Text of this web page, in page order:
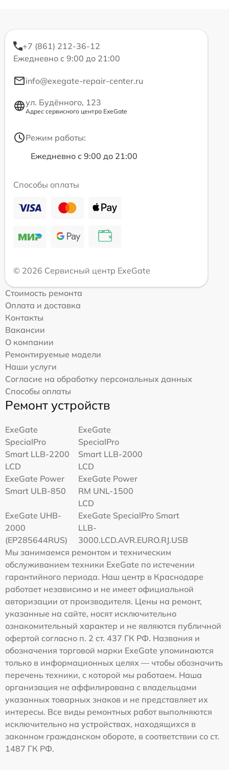
+7 (861) 212-36-12
Ежедневно с 9:00 до 21:00
info@exegate-repair-center.ru
ул. Будённого, 123
Адрес сервисного центра ExeGate
Режим работы:
Ежедневно с 9:00 до 21:00
Способы оплаты
© 2026 Сервисный центр ExeGate
Стоимость ремонта
Оплата и доставка
Контакты
Вакансии
О компании
Ремонтируемые модели
Наши услуги
Согласие на обработку персональных данных
Способы оплаты
Ремонт устройств
ExeGate
SpecialPro
Smart LLB-2200
LCD
ExeGate
SpecialPro
Smart LLB-2000
LCD
ExeGate Power
Smart ULB-850
ExeGate Power
RM UNL-1500
LCD
ExeGate UHB-
2000
(EP285644RUS)
ExeGate SpecialPro Smart
LLB-
3000.LCD.AVR.EURO.RJ.USB
Мы занимаемся ремонтом и техническим
обслуживанием техники ExeGate по истечении
гарантийного периода. Наш центр в Краснодаре
работает независимо и не имеет официальной
авторизации от производителя. Цены на ремонт,
указанные на сайте, носят исключительно
ознакомительный характер и не являются публичной
офертой согласно п. 2 ст. 437 ГК РФ. Названия и
обозначения торговой марки ExeGate упоминаются
только в информационных целях — чтобы обозначить
перечень техники, с которой мы работаем. Наша
организация не аффилирована с владельцами
указанных товарных знаков и не представляет их
интересы. Все виды ремонтных работ выполняются
исключительно на устройствах, находящихся в
законном гражданском обороте, в соответствии со ст.
1487 ГК РФ.